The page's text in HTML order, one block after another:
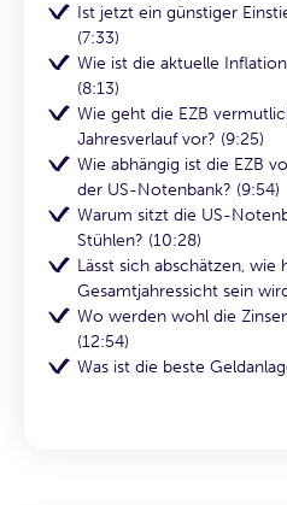
Ist jetzt ein günstiger
(7:33)
Wie ist die aktuelle
(8:13)
Wie geht die EZB
Jahresverlauf vor? (9:25)
Wie abhängig ist die EZB
der US-Notenbank? (9:54)
Warum sitzt die US-
Stühlen? (10:28)
Lässt sich abschätzen,
Gesamtjahressicht sein
Wo werden wohl die
(12:54)
Was ist die beste